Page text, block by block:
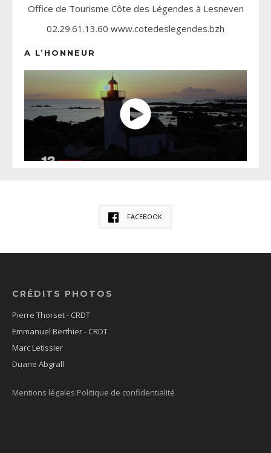
Office de Tourisme Côte des Légendes à Lesneven
02.29.61.13.60 www.cotedeslegendes.bzh
A L’HONNEUR
FACEBOOK
CRÉDITS PHOTOS
Pierre Thorset - CRDT
Emmanuel Berthier - CRDT
Marc Letissier
Duane Abgrall
Mentions légales Politique de confidentialité